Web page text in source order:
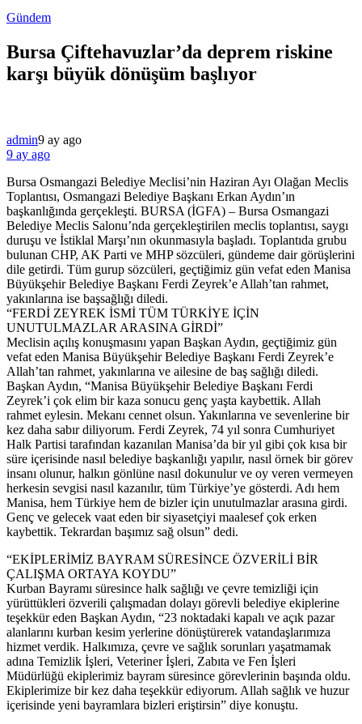
Gündem
Bursa Çiftehavuzlar’da deprem riskine
karşı büyük dönüşüm başlıyor
admin9 ay ago
9 ay ago
Bursa Osmangazi Belediye Meclisi’nin Haziran Ayı Olağan Meclis
Toplantısı, Osmangazi Belediye Başkanı Erkan Aydın’ın
başkanlığında gerçekleşti. BURSA (İGFA) – Bursa Osmangazi
Belediye Meclis Salonu’nda gerçekleştirilen meclis toplantısı, saygı
duruşu ve İstiklal Marşı’nın okunmasıyla başladı. Toplantıda grubu
bulunan CHP, AK Parti ve MHP sözcüleri, gündeme dair görüşlerini
dile getirdi. Tüm gurup sözcüleri, geçtiğimiz gün vefat eden Manisa
Büyükşehir Belediye Başkanı Ferdi Zeyrek’e Allah’tan rahmet,
yakınlarına ise başsağlığı diledi.
“FERDİ ZEYREK İSMİ TÜM TÜRKİYE İÇİN
UNUTULMAZLAR ARASINA GİRDİ”
Meclisin açılış konuşmasını yapan Başkan Aydın, geçtiğimiz gün
vefat eden Manisa Büyükşehir Belediye Başkanı Ferdi Zeyrek’e
Allah’tan rahmet, yakınlarına ve ailesine de baş sağlığı diledi.
Başkan Aydın, “Manisa Büyükşehir Belediye Başkanı Ferdi
Zeyrek’i çok elim bir kaza sonucu genç yaşta kaybettik. Allah
rahmet eylesin. Mekanı cennet olsun. Yakınlarına ve sevenlerine bir
kez daha sabır diliyorum. Ferdi Zeyrek, 74 yıl sonra Cumhuriyet
Halk Partisi tarafından kazanılan Manisa’da bir yıl gibi çok kısa bir
süre içerisinde nasıl belediye başkanlığı yapılır, nasıl örnek bir görev
insanı olunur, halkın gönlüne nasıl dokunulur ve oy veren vermeyen
herkesin sevgisi nasıl kazanılır, tüm Türkiye’ye gösterdi. Adı hem
Manisa, hem Türkiye hem de bizler için unutulmazlar arasına girdi.
Genç ve gelecek vaat eden bir siyasetçiyi maalesef çok erken
kaybettik. Tekrardan başımız sağ olsun” dedi.
“EKİPLERİMİZ BAYRAM SÜRESİNCE ÖZVERİLİ BİR
ÇALIŞMA ORTAYA KOYDU”
Kurban Bayramı süresince halk sağlığı ve çevre temizliği için
yürüttükleri özverili çalışmadan dolayı görevli belediye ekiplerine
teşekkür eden Başkan Aydın, “23 noktadaki kapalı ve açık pazar
alanlarını kurban kesim yerlerine dönüştürerek vatandaşlarımıza
hizmet verdik. Halkımıza, çevre ve sağlık sorunları yaşatmamak
adına Temizlik İşleri, Veteriner İşleri, Zabıta ve Fen İşleri
Müdürlüğü ekiplerimiz bayram süresince görevlerinin başında oldu.
Ekiplerimize bir kez daha teşekkür ediyorum. Allah sağlık ve huzur
içerisinde yeni bayramlara bizleri eriştirsin” diye konuştu.